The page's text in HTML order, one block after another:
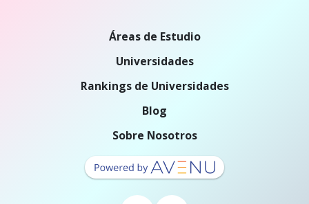
Áreas de Estudio
Universidades
Rankings de Universidades
Blog
Sobre Nosotros